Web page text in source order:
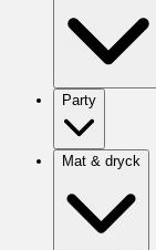
Party
Mat & dryck